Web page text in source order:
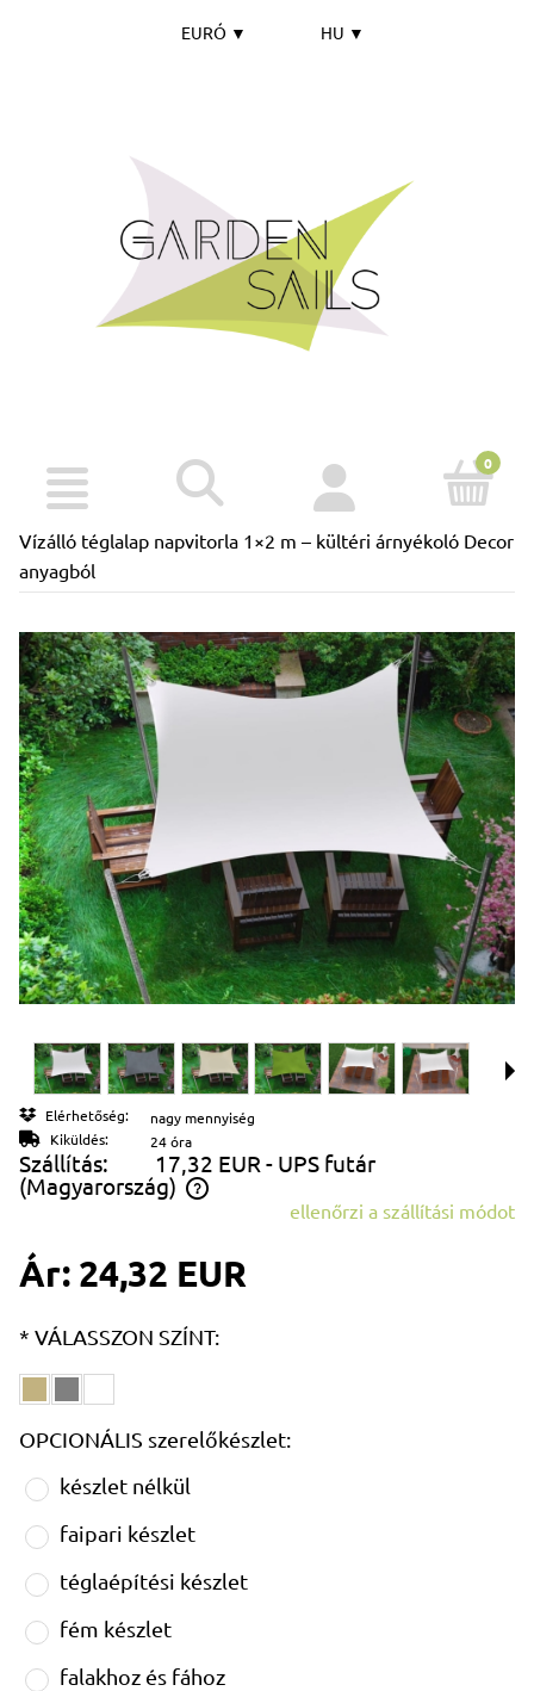
EURÓ ▼ HU ▼
Vízálló téglalap napvitorla 1×2 m – kültéri árnyékoló Decor
anyagból
Elérhetőség:
nagy mennyiség
Kiküldés:
24 óra
Szállítás: 17,32 EUR - UPS futár
(Magyarország)
Az ár nem tartalmazza az esetleges fizetési költségeket
ellenőrzi a szállítási módot
Ár: 24,32 EUR
* VÁLASSZON SZÍNT:
OPCIONÁLIS szerelőkészlet:
készlet nélkül
faipari készlet
téglaépítési készlet
fém készlet
falakhoz és fához